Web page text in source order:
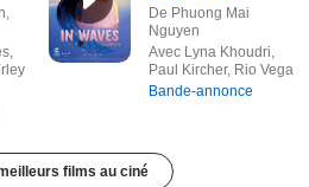
De Phuong Mai
Nguyen
Avec Lyna Khoudri,
Paul Kircher, Rio Vega
Bande-annonce
films au ciné